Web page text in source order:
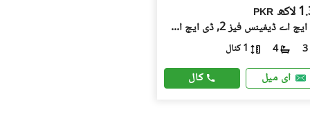
PKR
ڈی ایچ اے ڈیفینس فیز 2, ڈی ایچ اے ڈیفینس
3
4 1 کنال
ای میل کال